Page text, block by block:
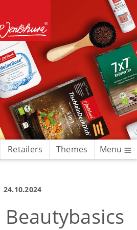
Retailers Themes Menu
24.10.2024